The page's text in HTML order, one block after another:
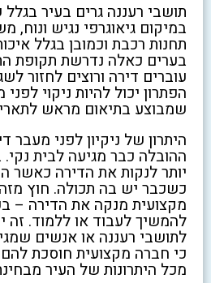
תושבי רעננה גרים בעיר
תחנות רכבת וכמובן בגלל
בערים כאלה נדרשת תקופת
עוברים דירה ורוצים לחזור
הפתרון יכול להיות ניקוי
שמבוצע בתיאום מראש
היתרון של ניקיון לפני
ההובלה כבר מגיעה לבית נקי.
יותר לנקות את הדירה כאשר
כשכבר יש בה תכולה. חוץ
מקצועית מנקה את הדירה –
להמשיך לעבוד או ללמוד. זה
לתושבי רעננה או אנשים
כי חברה מקצועית חוסכת להם
מכל היתרונות של העיר